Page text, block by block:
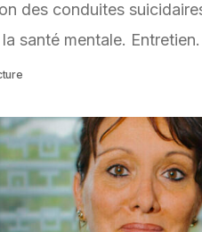
des conduites
santé mentale. Entretien.